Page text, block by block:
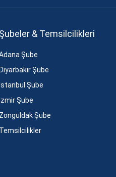
Şubeler & Temsilcilikleri
Şube
Diyarbakır Şube
İstanbul Şube
İzmir Şube
Zonguldak Şube
Temsilcilikler